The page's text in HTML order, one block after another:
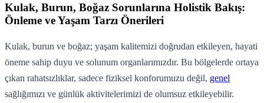
Kulak, Burun, Boğaz Sorunlarına Holistik Bakış:
Önleme ve Yaşam Tarzı Önerileri
Kulak, burun ve boğaz; yaşam kalitemizi doğrudan etkileyen, hayati
öneme sahip duyu ve solunum organlarımızdır. Bu bölgelerde ortaya
çıkan rahatsızlıklar, sadece fiziksel konforumuzu değil, genel
sağlığımızı ve günlük aktivitelerimizi de olumsuz etkileyebilir.